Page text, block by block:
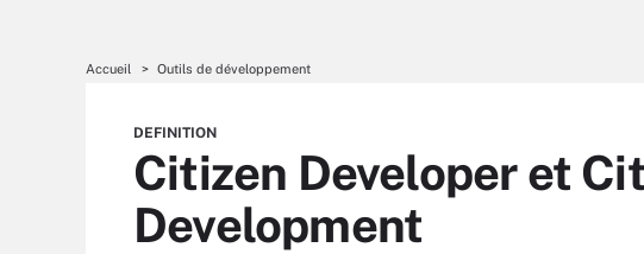
Accueil Outils de développement
DEFINITION
Citizen Developer et
Development